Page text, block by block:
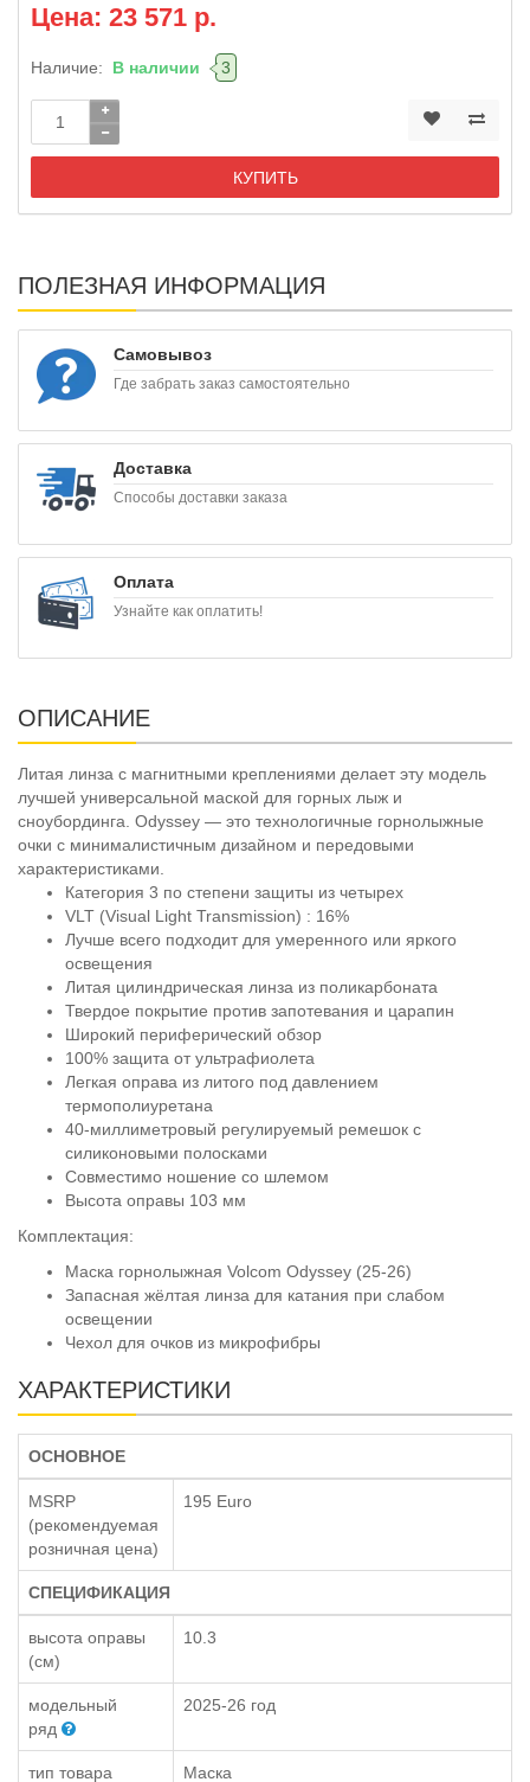
Цена: 23 571 р.
Наличие: В наличии 3
КУПИТЬ
ПОЛЕЗНАЯ ИНФОРМАЦИЯ
Самовывоз
Где забрать заказ самостоятельно
Доставка
Способы доставки заказа
Оплата
Узнайте как оплатить!
ОПИСАНИЕ
Литая линза с магнитными креплениями делает эту модель
лучшей универсальной маской для горных лыж и
сноубординга. Odyssey — это технологичные горнолыжные
очки с минималистичным дизайном и передовыми
характеристиками.
Категория 3 по степени защиты из четырех
VLT (Visual Light Transmission) : 16%
Лучше всего подходит для умеренного или яркого
освещения
Литая цилиндрическая линза из поликарбоната
Твердое покрытие против запотевания и царапин
Широкий периферический обзор
100% защита от ультрафиолета
Легкая оправа из литого под давлением
термополиуретана
40-миллиметровый регулируемый ремешок с
силиконовыми полосками
Совместимо ношение со шлемом
Высота оправы 103 мм
Комплектация:
Маска горнолыжная Volcom Odyssey (25-26)
Запасная жёлтая линза для катания при слабом
освещении
Чехол для очков из микрофибры
ХАРАКТЕРИСТИКИ
ОСНОВНОЕ
MSRP
(рекомендуемая
розничная цена)
195 Euro
СПЕЦИФИКАЦИЯ
высота оправы
(см)
10.3
модельный
ряд
2025-26 год
тип товара Маска